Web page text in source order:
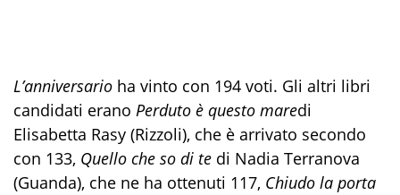
L’anniversario ha vinto con 194 voti. Gli altri libri
candidati erano Perduto è questo maredi
Elisabetta Rasy (Rizzoli), che è arrivato secondo
con 133, Quello che so di te di Nadia Terranova
(Guanda), che ne ha ottenuti 117, Chiudo la porta